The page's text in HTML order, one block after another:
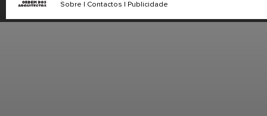
Sobre Contactos Publicidade